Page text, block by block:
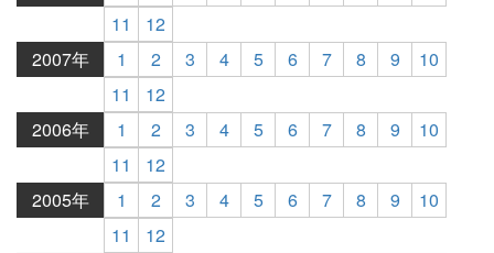
11
12
2007年
1 2 3 4 5 6 7 8 9
10
11
12
2006年
1 2 3 4 5 6 7 8 9
10
11
12
2005年
1 2 3 4 5 6 7 8 9
10
11
12